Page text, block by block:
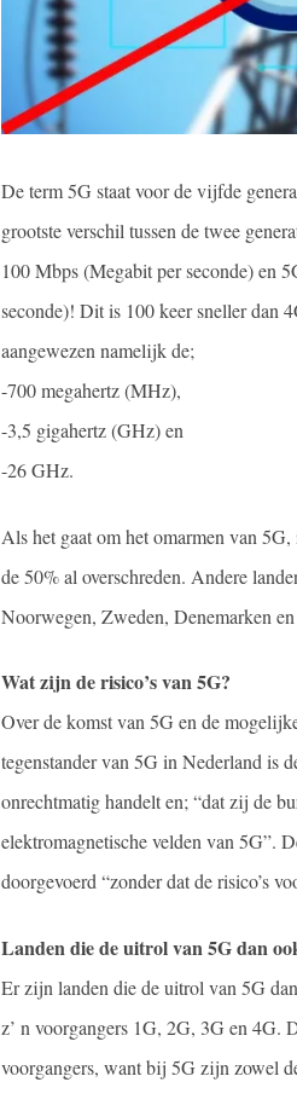
De term 5G staat voor de vijfde
grootste verschil tussen de twee
100 Mbps (Megabit per seconde) en
seconde)! Dit is 100 keer sneller dan
aangewezen namelijk de;
-700 megahertz (MHz),
-3,5 gigahertz (GHz) en
-26 GHz.
Als het gaat om het omarmen van
de 50% al overschreden. Andere
Noorwegen, Zweden, Denemarken
Wat zijn de risico’s van 5G?
Over de komst van 5G en de
tegenstander van 5G in Nederland is
onrechtmatig handelt en; “dat zij de
elektromagnetische velden van 5G”.
doorgevoerd “zonder dat de risico’s
Landendie de uitrol van 5G dan
Er zijn landen die de uitrol van 5G
z’ n voorgangers 1G, 2G, 3G en 4G.
voorgangers, want bij 5G zijn zowel